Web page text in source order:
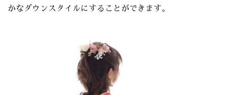
かなダウンスタイルにすることができます。